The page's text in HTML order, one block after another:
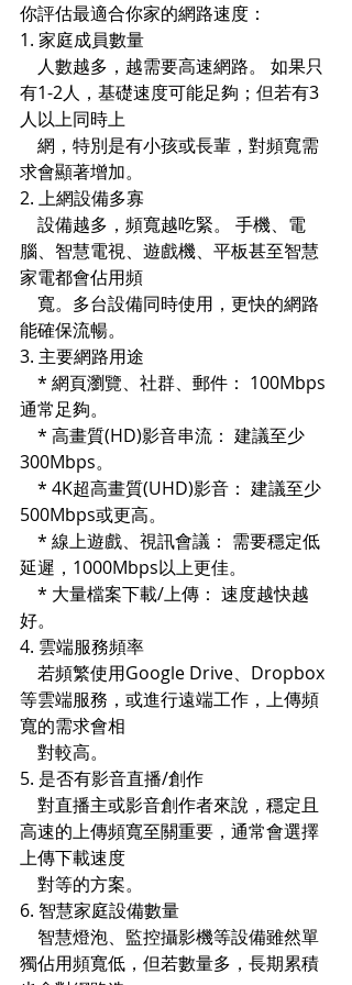
你評估最適合你家的網路速度：
1. 家庭成員數量
有1-2人，基礎速度可能足夠；但若有3
人以上同時上
求會顯著增加。
2. 上網設備多寡
腦、智慧電視、遊戲機、平板甚至智慧
家電都會佔用頻
能確保流暢。
3. 主要網路用途
* 網頁瀏覽、社群、郵件： 100Mbps
通常足夠。
300Mbps。
* 4K超高畫質(UHD)影音： 建議至少
500Mbps或更高。
* 線上遊戲、視訊會議： 需要穩定低
延遲，1000Mbps以上更佳。
好。
4. 雲端服務頻率
等雲端服務，或進行遠端工作，上傳頻
寬的需求會相
    對較高。
5. 是否有影音直播/創作
高速的上傳頻寬至關重要，通常會選擇
上傳下載速度
    對等的方案。
6. 智慧家庭設備數量
獨佔用頻寬低，但若數量多，長期累積